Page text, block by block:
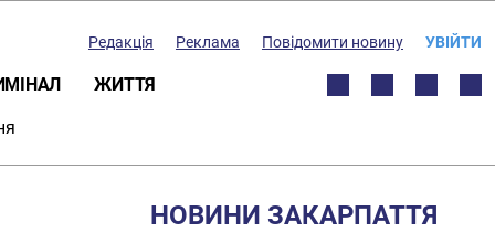
Редакція Реклама Повідомити новину УВІЙТИ
ЖИТТЯ
НОВИНИ ЗАКАРПАТТЯ